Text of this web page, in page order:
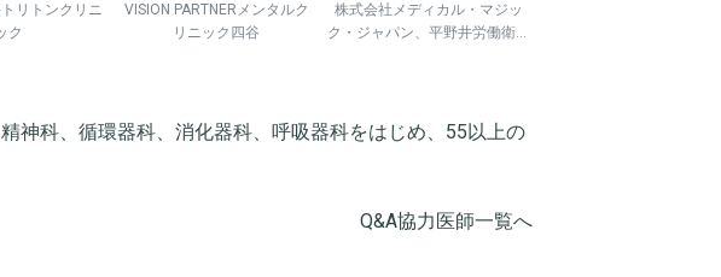
リトンクリニ
ク
VISION PARTNERメンタルク
リニック四谷
株式会社メディカル・マジッ
ク・ジャパン、平野井労働衛生
神科、循環器科、消化器科、呼吸器科をはじめ、55以上の
Q&A協力医師一覧へ